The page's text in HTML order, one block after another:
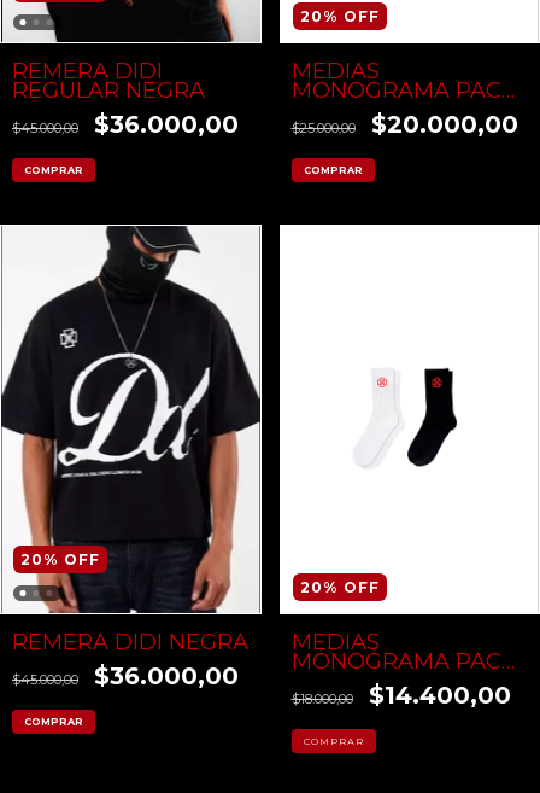
REMERA DIDI
REGULAR NEGRA
$45.000,00 $36.000,00
COMPRAR
20 % OFF
MEDIAS
MONOGRAMA PACK
$25.000,00 $20.000,00
COMPRAR
20 % OFF
REMERA DIDI NEGRA
$45.000,00 $36.000,00
COMPRAR
20 % OFF
MEDIAS
MONOGRAMA PACK
$18.000,00 $14.400,00